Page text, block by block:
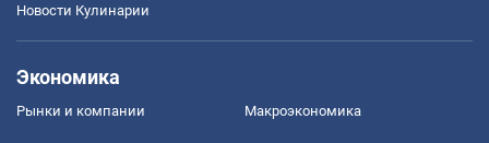
Новости Кулинарии
Экономика
Рынки и компании Mакроэкономика